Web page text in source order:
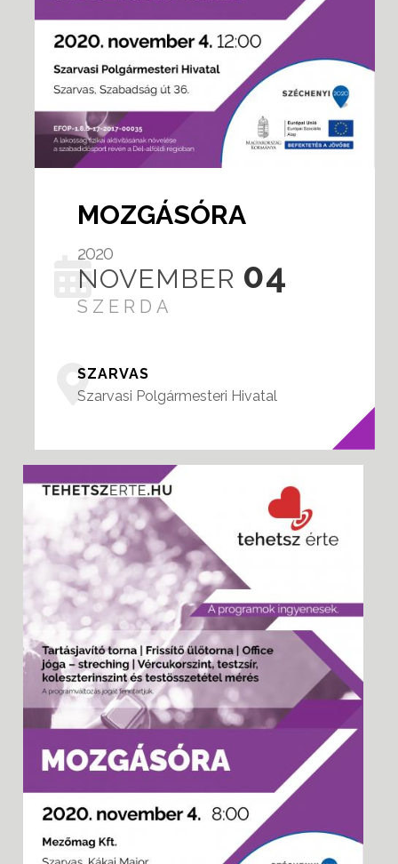
MOZGÁSÓRA
2020
NOVEMBER 04
SZERDA
SZARVAS
Szarvasi Polgármesteri Hivatal